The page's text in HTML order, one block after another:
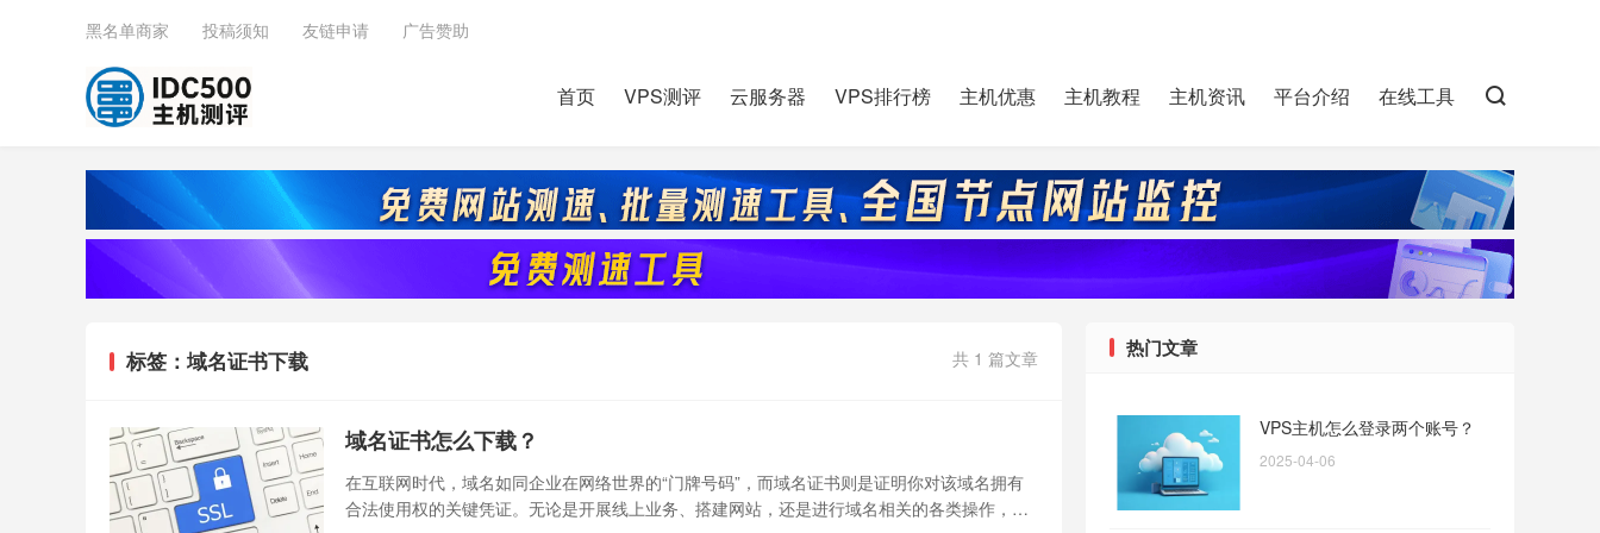
黑名单商家 投稿须知 友链申请 广告赞助
首页 VPS测评 云服务器 VPS排行榜 主机优惠 主机教程 主机资讯 平台介绍 在线工具
标签：域名证书下载 共 1 篇文章
域名证书怎么下载？
在互联网时代，域名如同企业在网络世界的“门牌号码”，而域名证书则是证明你对该域名拥有
合法使用权的关键凭证。无论是开展线上业务、搭建网站，还是进行域名相关的各类操作，域
热门文章
VPS主机怎么登录两个账号？
2025-04-06